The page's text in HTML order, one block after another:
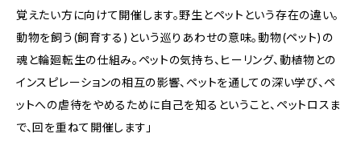
覚えたい方に向けて開催します。野生とペットという存在の違い。
動物を飼う(飼育する)という巡りあわせの意味。動物(ペット)の
魂と輪廻転生の仕組み。ペットの気持ち、ヒーリング、動植物との
インスピレーションの相互の影響、ペットを通しての深い学び、ペ
ットへの虐待をやめるために自己を知るということ、ペットロスま
で、回を重ねて開催します」